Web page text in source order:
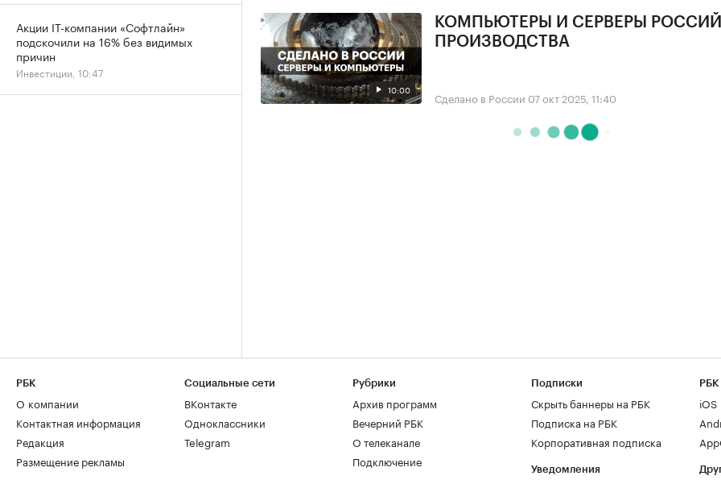
10:00
КОМПЬЮТЕРЫ И СЕРВЕРЫ
ПРОИЗВОДСТВА
Сделано в России 07 окт 2025, 11:40
Акции IT-компании «Софтлайн»
подскочили на 16% без видимых
причин
Инвестиции, 10:47
РБК
О компании
Контактная информация
Редакция
Размещение рекламы
Социальные сети
ВКонтакте
Одноклассники
Telegram
Рубрики
Архив программ
Вечерний РБК
О телеканале
Подключение
Подписки
Скрыть баннеры на РБК
Подписка на РБК
Корпоративная подписка
Уведомления
РБК
iOS